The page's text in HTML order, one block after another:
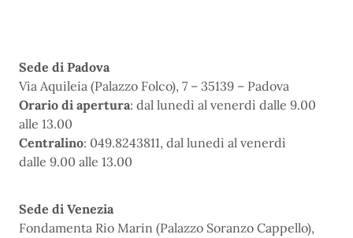
Sede di Padova
Via Aquileia (Palazzo Folco), 7 – 35139 – Padova
Orario di apertura: dal lunedì al venerdì dalle 9.00
alle 13.00
Centralino: 049.8243811, dal lunedì al venerdì
dalle 9.00 alle 13.00
Sede di Venezia
Fondamenta Rio Marin (Palazzo Soranzo Cappello),